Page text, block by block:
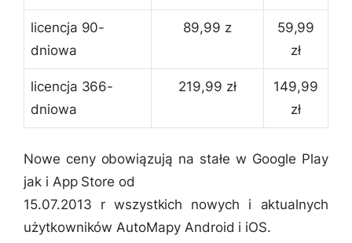
licencja 90-
dniowa
89,99 z
59,99
zł
licencja 366-
dniowa
219,99 zł
149,99
zł
Nowe ceny obowiązują na stałe w Google Play
jak i App Store od
15.07.2013 r wszystkich nowych i aktualnych
użytkowników AutoMapy Android i iOS.